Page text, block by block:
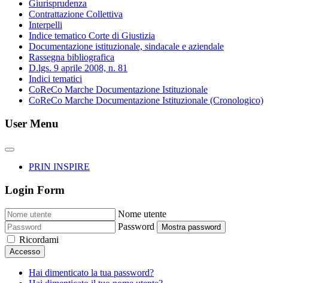
Giurisprudenza
Contrattazione Collettiva
Interpelli
Indice tematico Corte di Giustizia
Documentazione istituzionale, sindacale e aziendale
Rassegna bibliografica
D.lgs. 9 aprile 2008, n. 81
Indici tematici
CoReCo Marche Documentazione Istituzionale
CoReCo Marche Documentazione Istituzionale (Cronologico)
User Menu
PRIN INSPIRE
Login Form
Nome utente
Password
Mostra password
Ricordami
Accesso
Hai dimenticato la tua password?